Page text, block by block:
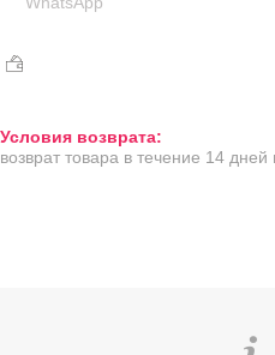
возврат товара в течение 14 дней